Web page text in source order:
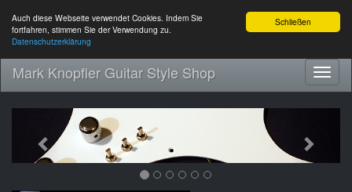
Schließen
Auch diese Webseite verwendet Cookies. Indem Sie
fortfahren, stimmen Sie der Verwendung zu.
Datenschutzerklärung
Mark Knopfler Guitar Style Shop
Previous